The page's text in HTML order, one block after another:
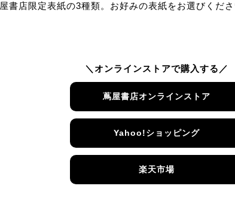
書店限定表紙の3種類。お好みの表紙をお選びくださ
＼オンラインストアで購入する／
蔦屋書店オンラインストア
Yahoo!ショッピング
楽天市場